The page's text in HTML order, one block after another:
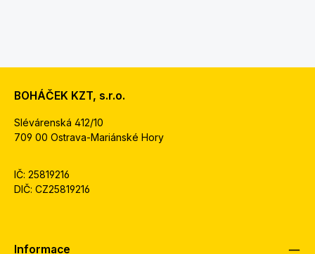
BOHÁČEK KZT, s.r.o.
Slévárenská 412/10
709 00 Ostrava-Mariánské Hory
IČ: 25819216
DIČ: CZ25819216
Informace